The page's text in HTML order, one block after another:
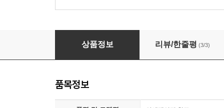
할리갈리 컵스 딜럭스 / 보드게임[6세이상,2~4
상품정보 리뷰/한줄평 (3/3)
품목정보